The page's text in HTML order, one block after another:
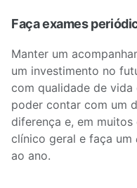
Faça exames
Manter um
um investimento no
com qualidade de
poder contar com um
diferença e, em muitos
clínico geral e faça um
ao ano.